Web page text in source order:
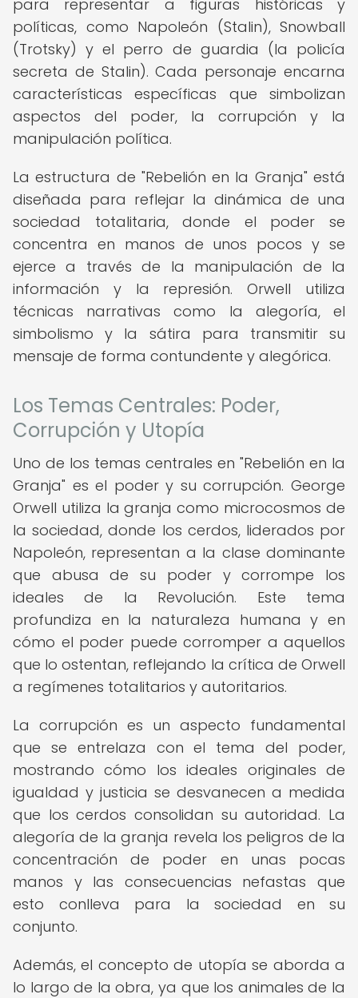
para representar a figuras históricas y
políticas, como Napoleón (Stalin), Snowball
(Trotsky) y el perro de guardia (la policía
secreta de Stalin). Cada personaje encarna
características específicas que simbolizan
aspectos del poder, la corrupción y la
manipulación política.
La estructura de "Rebelión en la Granja" está
diseñada para reflejar la dinámica de una
sociedad totalitaria, donde el poder se
concentra en manos de unos pocos y se
ejerce a través de la manipulación de la
información y la represión. Orwell utiliza
técnicas narrativas como la alegoría, el
simbolismo y la sátira para transmitir su
mensaje de forma contundente y alegórica.
Los Temas Centrales: Poder,
Corrupción y Utopía
Uno de los temas centrales en "Rebelión en la
Granja" es el poder y su corrupción. George
Orwell utiliza la granja como microcosmos de
la sociedad, donde los cerdos, liderados por
Napoleón, representan a la clase dominante
que abusa de su poder y corrompe los
ideales de la Revolución. Este tema
profundiza en la naturaleza humana y en
cómo el poder puede corromper a aquellos
que lo ostentan, reflejando la crítica de Orwell
a regímenes totalitarios y autoritarios.
La corrupción es un aspecto fundamental
que se entrelaza con el tema del poder,
mostrando cómo los ideales originales de
igualdad y justicia se desvanecen a medida
que los cerdos consolidan su autoridad. La
alegoría de la granja revela los peligros de la
concentración de poder en unas pocas
manos y las consecuencias nefastas que
esto conlleva para la sociedad en su
conjunto.
Además, el concepto de utopía se aborda a
lo largo de la obra, ya que los animales de la